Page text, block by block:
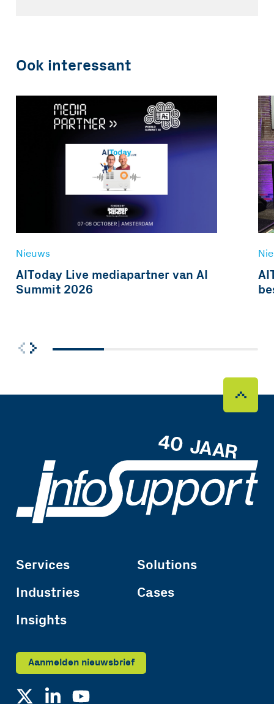
Ook interessant
Nieuws
AIToday Live mediapartner van AI
Summit 2026
Services
Solutions
Industries
Cases
Insights
Aanmelden nieuwsbrief